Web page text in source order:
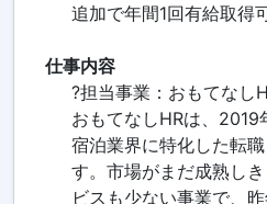
追加で年間1回有給取得
仕事内容
?担当事業：おもてなし
おもてなしHRは、2019
宿泊業界に特化した転
す。市場がまだ成熟し
ビスも少ない事業で、